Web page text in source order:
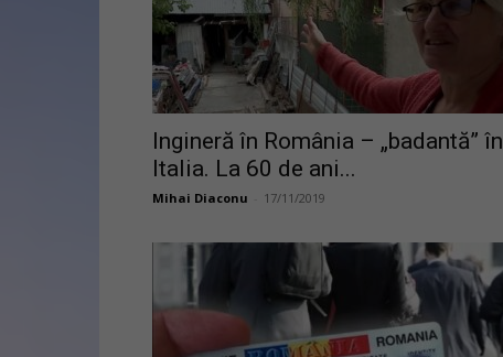
Ingineră în România – „badantă” în
Italia. La 60 de ani...
Mihai Diaconu 17/11/2019